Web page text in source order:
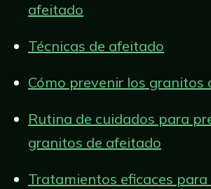
afeitado
Técnicas de afeitado
Cómo prevenir los granitos
Rutina de cuidados para
granitos de afeitado
Tratamientos eficaces para